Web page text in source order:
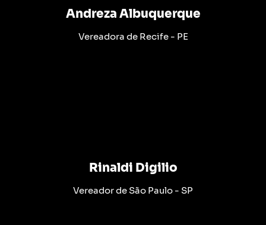
Andreza Albuquerque
Vereadora de Recife - PE
Rinaldi Digilio
Vereador de São Paulo - SP